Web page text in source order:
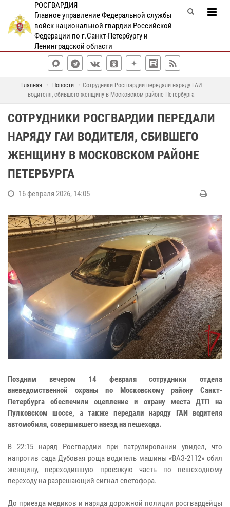
РОСГВАРДИЯ
Главное управление Федеральной службы
войск национальной гвардии Российской
Федерации по г.Санкт-Петербургу и
Ленинградской области
Главная Новости
Сотрудники Росгвардии передали наряду ГАИ
водителя, сбившего женщину в Московском районе Петербурга
СОТРУДНИКИ РОСГВАРДИИ ПЕРЕДАЛИ
НАРЯДУ ГАИ ВОДИТЕЛЯ, СБИВШЕГО
ЖЕНЩИНУ В МОСКОВСКОМ РАЙОНЕ
ПЕТЕРБУРГА
16 февраля 2026, 14:05
Поздним вечером 14 февраля сотрудники отдела
вневедомственной охраны по Московскому району Санкт-
Петербурга обеспечили оцепление и охрану места ДТП на
Пулковском шоссе, а также передали наряду ГАИ водителя
автомобиля, совершившего наезд на пешехода.
В 22:15 наряд Росгвардии при патрулировании увидел, что
напротив сада Дубовая роща водитель машины «ВАЗ-2112» сбил
женщину, переходившую проезжую часть по пешеходному
переходу на разрешающий сигнал светофора.
До приезда медиков и наряда дорожной полиции росгвардейцы